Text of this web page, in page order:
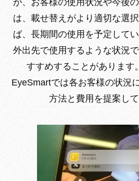
が、お客様の使用状況や今後
は、載せ替えがより適切な選
ば、長期間の使用を予定して
外出先で使用するような状況
すすめすることがあります
EyeSmartでは各お客様の状況
方法と費用を提案して